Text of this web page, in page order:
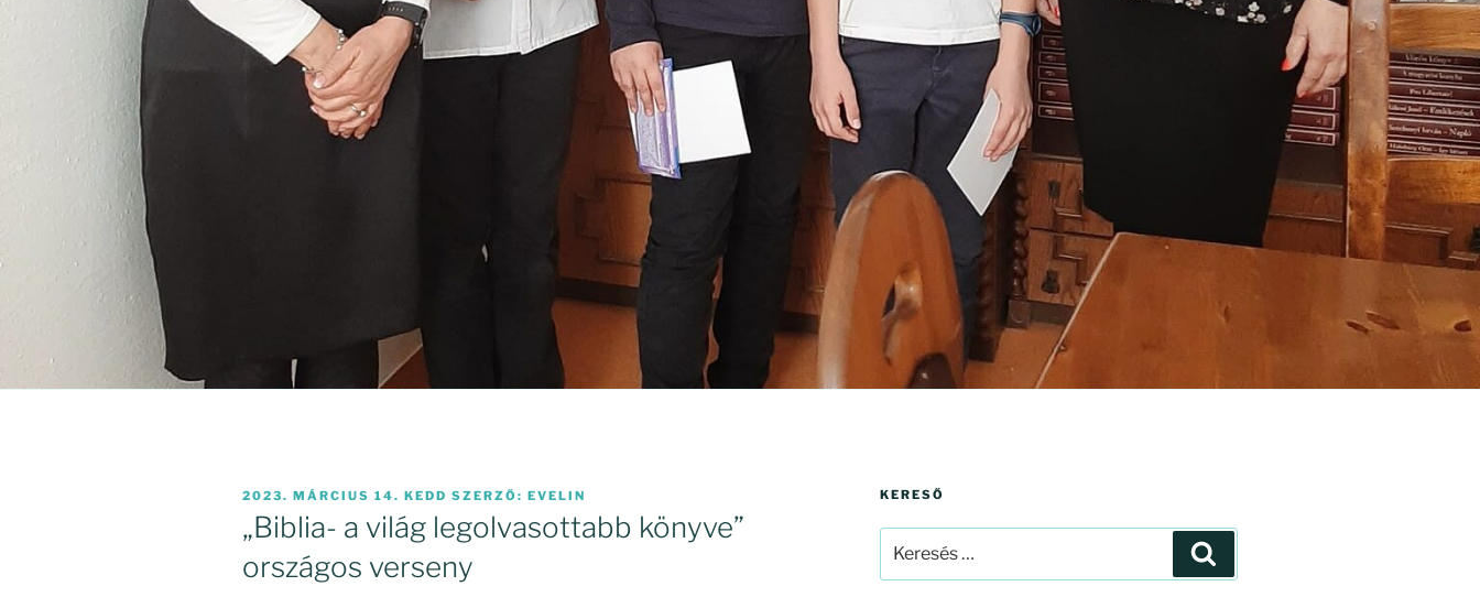
BEKÜLDVE:
2023. MÁRCIUS 14. KEDD SZERZŐ: EVELIN
„Biblia- a világ legolvasottabb könyve”
országos verseny
KERESŐ
következő